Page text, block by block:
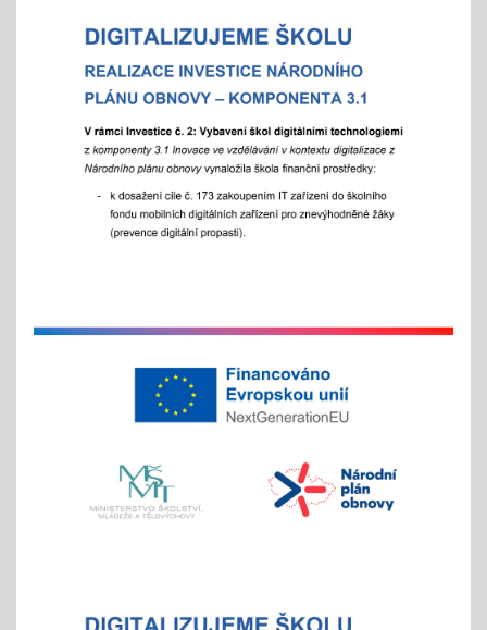
"Každý jinak, ale všichni se těšíme"
25.11.2025
celoškolní slavnostní akce
25. 11. 2025
na jaře si potom vyberou žáci 2. st. odměnu/
volný vstup s programem
4x - od 11. do 20. 11.
aneb "Kam na střední?"
pedagogy a školním parlamentem